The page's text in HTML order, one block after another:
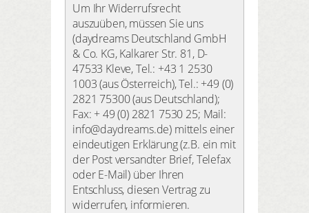
Um Ihr Widerrufsrecht
auszuüben, müssen Sie uns
(daydreams Deutschland GmbH
& Co. KG, Kalkarer Str. 81, D-
47533 Kleve, Tel.: +43 1 2530
1003 (aus Österreich), Tel.: +49 (0)
2821 75300 (aus Deutschland);
Fax: + 49 (0) 2821 7530 25; Mail:
info@daydreams.de) mittels einer
eindeutigen Erklärung (z.B. ein mit
der Post versandter Brief, Telefax
oder E-Mail) über Ihren
Entschluss, diesen Vertrag zu
widerrufen, informieren.